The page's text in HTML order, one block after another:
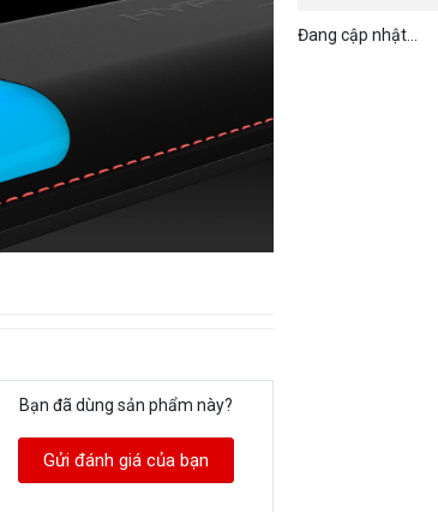
Bạn đã dùng sản phẩm này?
Gửi đánh giá của bạn
Đang cập nhật...